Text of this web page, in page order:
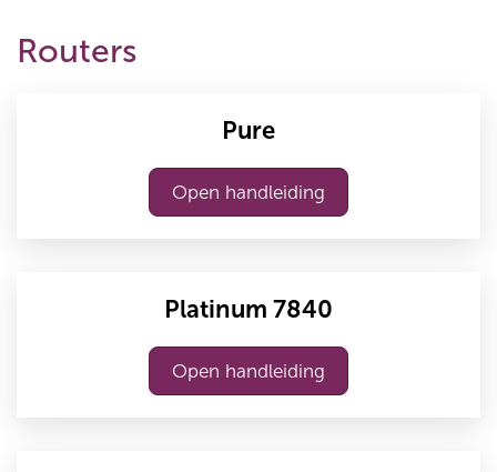
Routers
Pure
Open handleiding
Platinum 7840
Open handleiding